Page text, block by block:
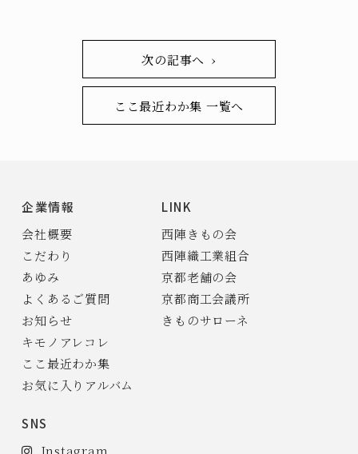
次の記事へ ›
ここ最近わか集 一覧へ
企業情報
会社概要
こだわり
あゆみ
よくあるご質問
お知らせ
キモノアレコレ
ここ最近わか集
お気に入りアルバム
SNS
Instagram
LINK
西陣きもの会
西陣織工業組合
京都老舗の会
京都商工会議所
きものサローネ